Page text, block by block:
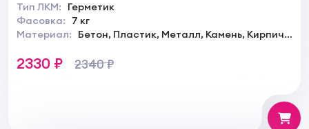
Тип ЛКМ:
Герметик
Фасовка:
7 кг
Материал:
2330 ₽ 2340 ₽